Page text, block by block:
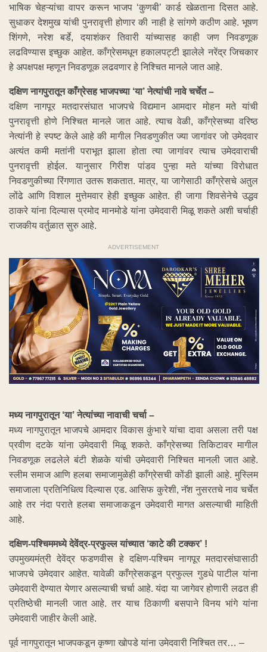
भाषिक चेहऱ्यांचा वापर करून भाजप ‘कुणबी’ कार्ड खेळताना दिसत आहे.
सुधाकर देशमुख यांची पुनरावृत्ती होणार की नाही हे सांगणे कठीण आहे. भूषण
शिंगणे, नरेश बर्डे, दयाशंकर तिवारी यांच्यासह काही जण निवडणूक
लढविण्यास इच्छुक आहेत. काँग्रेसमधून हकालपट्टी झालेले नरेंद्र जिचकार
हे अपक्षपक्ष म्हणून निवडणूक लढवणार हे निश्चित मानले जात आहे.
दक्षिण नागपुरातून काँग्रेसह भाजपच्या ‘या’ नेत्यांची नावे चर्चेत –
दक्षिण नागपूर मतदारसंघात भाजपचे विद्यमान आमदार मोहन मते यांची
पुनरावृत्ती होणे निश्चित मानले जात आहे. त्याच वेळी, काँग्रेसच्या वरिष्ठ
नेत्यांनी हे स्पष्ट केले आहे की मागील निवडणुकीत ज्या जागांवर जो उमेदवार
अत्यंत कमी मतांनी पराभूत झाला होता त्या जागांवर त्याच उमेदवाराची
पुनरावृत्ती होईल. यानुसार गिरीश पांडव पुन्हा मते यांच्या विरोधात
निवडणुकीच्या रिंगणात उतरू शकतात. मात्र, या जागेसाठी काँग्रेसचे अतुल
लोंढे आणि विशाल मुत्तेमवार हेही इच्छुक आहेत. ही जागा शिवसेनेचे उद्धव
ठाकरे यांना दिल्यास प्रमोद मानमोडे यांना उमेदवारी मिळू शकते अशी चर्चाही
राजकीय वर्तुळात सुरु आहे.
ADVERTISEMENT
मध्य नागपुरातून ‘या’ नेत्यांच्या नावाची चर्चा –
मध्य नागपुरातून भाजपचे आमदार विकास कुंभारे यांचा दावा असला तरी पक्ष
प्रवीण दटके यांना उमेदवारी मिळू शकते. काँग्रेसच्या तिकिटावर मागील
निवडणूक लढलेले बंटी शेळके यांची उमेदवारी निश्चित मानली जात आहे.
स्लीम समाज आणि हलबा समाजामुळेही काँग्रेसची कोंडी झाली आहे. मुस्लिम
समाजाला प्रतिनिधित्व दिल्यास एड. आसिफ कुरेशी, नॅश नुसरतचे नाव चर्चेत
आहे तर नंदा पराते हलबा समाजाकडून उमेदवारी मागत असल्याची माहिती
आहे.
दक्षिण-पश्चिममध्ये देवेंद्र-प्रफुल्ल यांच्यात ‘काटे की टक्कर’ !
उपमुख्यमंत्री देवेंद्र फडणवीस हे दक्षिण-पश्चिम नागपूर मतदारसंघासाठी
भाजपचे उमेदवार आहेत. यावेळी काँग्रेसकडून प्रफुल्ल गुडधे पाटील यांना
उमेदवारी देण्यात येणार असल्याची चर्चा आहे. यंदा या जागेवर होणारी लढत ही
प्रतिष्ठेची मानली जात आहे. तर याच ठिकाणी बसपाने विनय भांगे यांना
उमेदवारी जाहीर केली आहे.
पूर्व नागपुरातून भाजपकडून कृष्णा खोपडे यांना उमेदवारी निश्चित तर… –